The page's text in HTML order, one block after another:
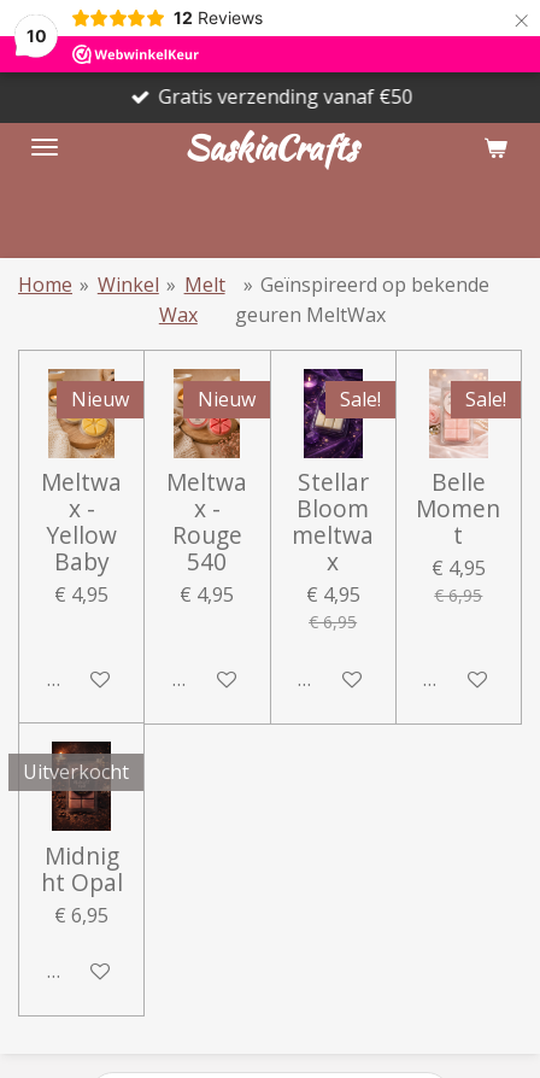
10
12 Reviews ×
SaskiaCrafts
Gratis verzending vanaf €50
Home » Winkel » Melt
Wax
» Geïnspireerd op bekende
geuren MeltWax
Nieuw
Meltwa
x -
Yellow
Baby
€ 4,95
In winkelwagen
Nieuw
Meltwa
x -
Rouge
540
€ 4,95
In winkelwagen
Sale!
Stellar
Bloom
meltwa
x
€ 4,95
€ 6,95
In winkelwagen
Sale!
Belle
Momen
t
€ 4,95
€ 6,95
In
Uitverkocht
Midnig
ht Opal
€ 6,95
Houd mij op de hoogte